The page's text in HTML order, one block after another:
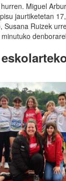
Miguel
jaurtiketetan
Susana Ruizek